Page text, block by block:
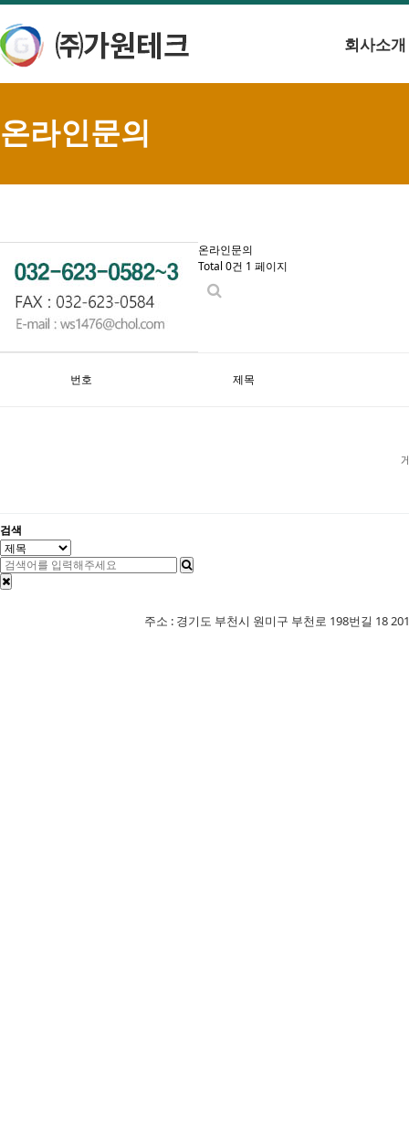
회사소개
온라인문의
온라인문의
Total 0건 1 페이지
번호 제목
검색
주소 : 경기도 부천시 원미구 부천로 198번길